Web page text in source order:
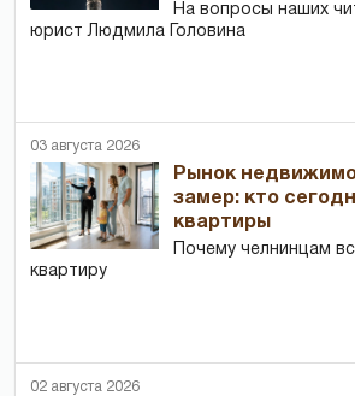
На вопросы наших
юрист Людмила Головина
03 августа 2026
Рынок
замер: кто
квартиры
Почему челнинцам
квартиру
02 августа 2026